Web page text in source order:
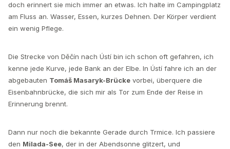
doch erinnert sie mich immer an etwas. Ich halte im Campingplatz
am Fluss an. Wasser, Essen, kurzes Dehnen. Der Körper verdient
ein wenig Pflege.
Die Strecke von Děčín nach Ústí bin ich schon oft gefahren, ich
kenne jede Kurve, jede Bank an der Elbe. In Ústí fahre ich an der
abgebauten Tomáš Masaryk-Brücke vorbei, überquere die
Eisenbahnbrücke, die sich mir als Tor zum Ende der Reise in
Erinnerung brennt.
Dann nur noch die bekannte Gerade durch Trmice. Ich passiere
den Milada-See, der in der Abendsonne glitzert, und